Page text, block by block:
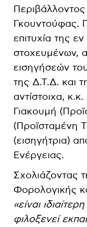
Γκουντούφας.
επιτυχία της
στοχευμένων,
εισηγήσεών
της Δ.Τ.Δ. και
αντίστοιχα,
Γιακουμή
(Προϊσταμένη
(εισηγήτρια)
Ενέργειας.
Σχολιάζοντας
Φορολογικής
«είναι
φιλοξενεί